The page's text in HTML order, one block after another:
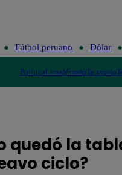
Fútbol peruano Dólar
PolíticaLimaMundoTe ayudo
quedó la
ciclo?